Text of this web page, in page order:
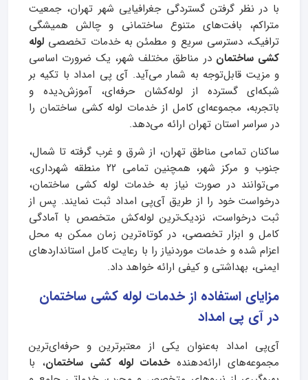
با در نظر گرفتن گستردگی جغرافیایی شهر تهران، جمعیت
متراکم، بافت‌های متنوع ساختمانی و چالش همیشگی
ترافیک، دسترسی سریع و مطمئن به خدمات تخصصی لوله
کشی ساختمان در مناطق مختلف شهر، یک ضرورت اساسی
و مزیت قابل‌توجه به شمار می‌آید. آی‌ پی امداد با تکیه بر
شبکه‌ای گسترده از لوله‌کشان حرفه‌ای، آموزش‌دیده و
باتجربه، مجموعه‌ای کامل از خدمات لوله کشی ساختمان را
در سراسر استان تهران ارائه می‌دهد.
ساکنان تمامی مناطق تهران، از شرق و غرب گرفته تا شمال،
جنوب و مرکز شهر، همچنین تمامی ۲۲ منطقه شهرداری،
می‌توانند در صورت نیاز به خدمات لوله کشی ساختمان،
درخواست خود را از طریق آی‌پی امداد ثبت نمایند. پس از
ثبت درخواست، نزدیک‌ترین لوله‌کش متخصص با آمادگی
کامل و ابزار تخصصی، در کوتاه‌ترین زمان ممکن به محل
اعزام شده و خدمات موردنیاز را با رعایت کامل استانداردهای
ایمنی، بهداشتی و کیفی ارائه خواهد داد.
مزایای استفاده از خدمات لوله کشی ساختمان
در آی پی امداد
آی‌پی امداد به‌عنوان یکی از معتبرترین و حرفه‌ای‌ترین
مجموعه‌های ارائه‌دهندهخدمات لوله کشی ساختمان، با